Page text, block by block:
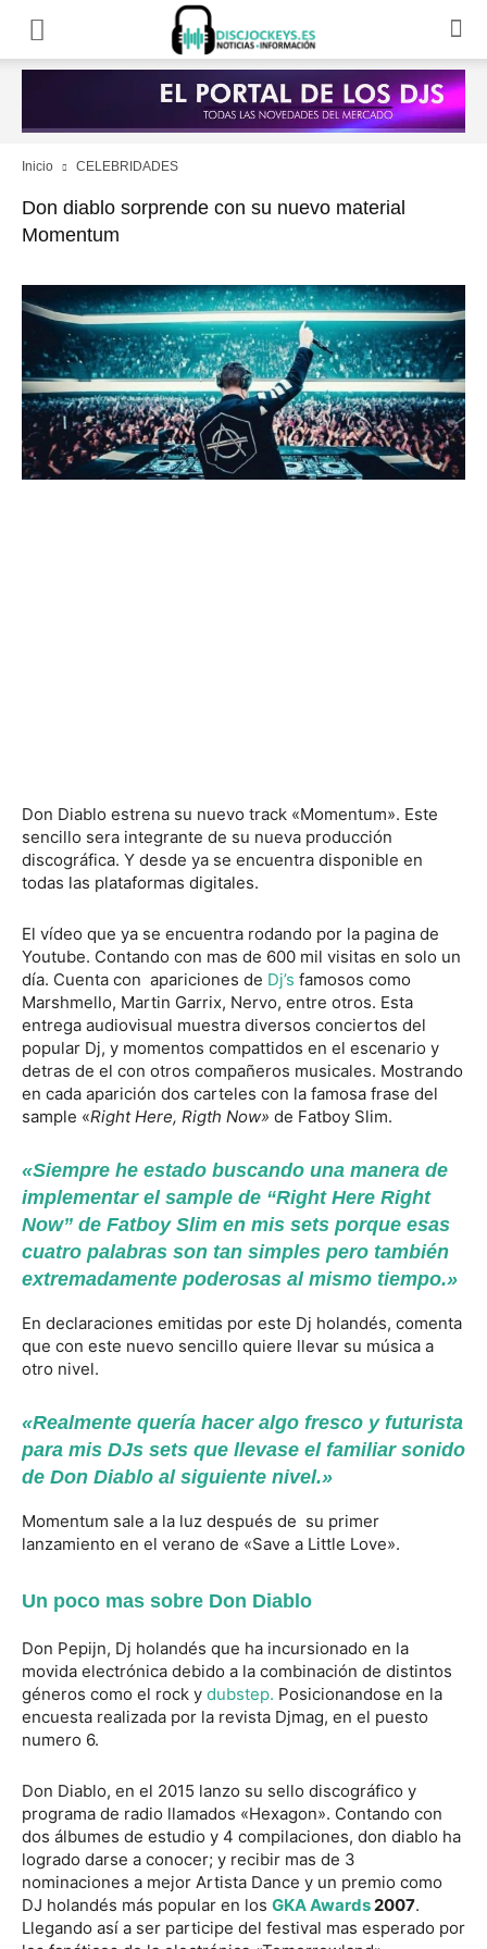
Inicio CELEBRIDADES
Don diablo sorprende con su nuevo material
Momentum
Don Diablo estrena su nuevo track «Momentum». Este
sencillo sera integrante de su nueva producción
discográfica. Y desde ya se encuentra disponible en
todas las plataformas digitales.
El vídeo que ya se encuentra rodando por la pagina de
Youtube. Contando con mas de 600 mil visitas en solo un
día. Cuenta con apariciones de Dj’s famosos como
Marshmello, Martin Garrix, Nervo, entre otros. Esta
entrega audiovisual muestra diversos conciertos del
popular Dj, y momentos compattidos en el escenario y
detras de el con otros compañeros musicales. Mostrando
en cada aparición dos carteles con la famosa frase del
sample «Right Here, Rigth Now» de Fatboy Slim.
«Siempre he estado buscando una manera de
implementar el sample de “Right Here Right
Now” de Fatboy Slim en mis sets porque esas
cuatro palabras son tan simples pero también
extremadamente poderosas al mismo tiempo.»
En declaraciones emitidas por este Dj holandés, comenta
que con este nuevo sencillo quiere llevar su música a
otro nivel.
«Realmente quería hacer algo fresco y futurista
para mis DJs sets que llevase el familiar sonido
de Don Diablo al siguiente nivel.»
Momentum sale a la luz después de su primer
lanzamiento en el verano de «Save a Little Love».
Un poco mas sobre Don Diablo
Don Pepijn, Dj holandés que ha incursionado en la
movida electrónica debido a la combinación de distintos
géneros como el rock y dubstep. Posicionandose en la
encuesta realizada por la revista Djmag, en el puesto
numero 6.
Don Diablo, en el 2015 lanzo su sello discográfico y
programa de radio llamados «Hexagon». Contando con
dos álbumes de estudio y 4 compilaciones, don diablo ha
logrado darse a conocer; y recibir mas de 3
nominaciones a mejor Artista Dance y un premio como
DJ holandés más popular en los GKA Awards2007.
Llegando así a ser participe del festival mas esperado por